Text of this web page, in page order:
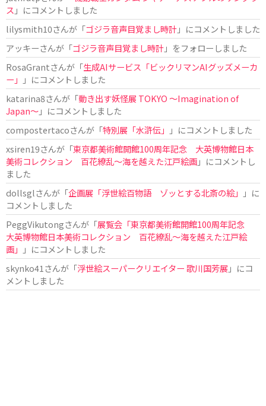
ス 」にコメントしました
lilysmith10さんが「ゴジラ音声目覚まし時計」にコメントしました
アッキーさんが「ゴジラ音声目覚まし時計」をフォローしました
RosaGrantさんが「生成AIサービス「ビックリマンAIグッズメーカ
ー」
」にコメントしました
katarina8さんが「動き出す妖怪展 TOKYO 〜Imagination of
Japan〜」にコメントしました
compostertacoさんが「特別展「水滸伝」
」にコメントしました
xsiren19さんが「東京都美術館開館100周年記念 大英博物館日本
美術コレクション 百花繚乱～海を越えた江戸絵画」にコメントし
ました
dollsglさんが「企画展「浮世絵百物語 ゾッとする北斎の絵」
」に
コメントしました
PeggVikutongさんが「展覧会「東京都美術館開館100周年記念
大英博物館日本美術コレクション 百花繚乱〜海を越えた江戸絵
画」
」にコメントしました
skynko41さんが「浮世絵スーパークリエイター 歌川国芳展 」にコ
メントしました